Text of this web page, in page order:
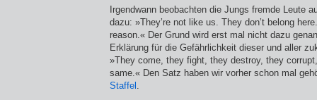
Irgendwann beobachten die Jungs fremde Leute
dazu: »They’re not like us. They don’t belong
reason.« Der Grund wird erst mal nicht dazu
Erklärung für die Gefährlichkeit dieser und aller
»They come, they fight, they destroy, they
same.« Den Satz haben wir vorher schon mal
Staffel .